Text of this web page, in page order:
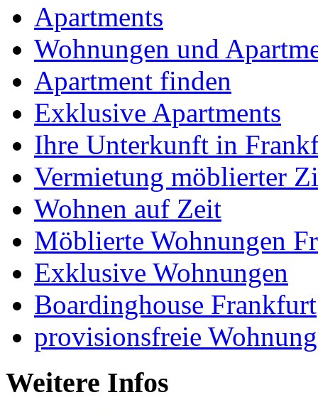
Apartments
Wohnungen und
Apartment finden
Exklusive Apartments
Ihre Unterkunft in
Vermietung möblierter
Wohnen auf Zeit
Möblierte Wohnungen
Exklusive Wohnungen
Boardinghouse Frankfurt
provisionsfreie Wohnung
Weitere Infos